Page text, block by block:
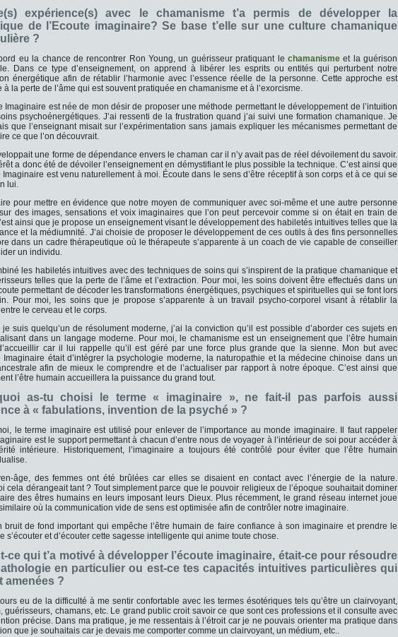
expérience(s) avec le chamanisme t’a permis de développer la
de l’Ecoute imaginaire? Se base t’elle sur une culture chamanique
?
eu la chance de rencontrer Ron Young, un guérisseur pratiquant le chamanismeet la guérison
Dans ce type d’enseignement, on apprend à libérer les esprits ou entités qui perturbent notre
énergétique afin de rétablir l’harmonie avec l’essence réelle de la personne. Cette approche est
à la perte de l’âme qui est souvent pratiquée en chamanisme et à l’exorcisme.
Imaginaire est née de mon désir de proposer une méthode permettant le développement de l’intuition
psychoénergétiques. J’ai ressenti de la frustration quand j’ai suivi une formation chamanique. Je
que l’enseignant misait sur l’expérimentation sans jamais expliquer les mécanismes permettant de
ce que l’on découvrait.
une forme de dépendance envers le chaman car il n’y avait pas de réel dévoilement du savoir.
a donc été de dévoiler l’enseignement en démystifiant le plus possible la technique. C’est ainsi que
Imaginaire est venu naturellement à moi. Écoute dans le sens d’être réceptif à son corps et à ce qui se
lui.
pour mettre en évidence que notre moyen de communiquer avec soi-même et une autre personne
des images, sensations et voix imaginaires que l’on peut percevoir comme si on était en train de
ainsi que je propose un enseignement visant le développement des habiletés intuitives telles que la
et la médiumnité. J’ai choisie de proposer le développement de ces outils à des fins personnelles
dans un cadre thérapeutique où le thérapeute s’apparente à un coach de vie capable de conseiller
un individu.
les habiletés intuitives avec des techniques de soins qui s’inspirent de la pratique chamanique et
telles que la perte de l’âme et l’extraction. Pour moi, les soins doivent être effectués dans un
permettant de décoder les transformations énergétiques, psychiques et spirituelles qui se font lors
Pour moi, les soins que je propose s’apparente à un travail psycho-corporel visant à rétablir la
le cerveau et le corps.
je suis quelqu’un de résolument moderne, j’ai la conviction qu’il est possible d’aborder ces sujets en
dans un langage moderne. Pour moi, le chamanisme est un enseignement que l’être humain
car il lui rappelle qu’il est géré par une force plus grande que la sienne. Mon but avec
Imaginaire était d’intégrer la psychologie moderne, la naturopathie et la médecine chinoise dans un
afin de mieux le comprendre et de l’actualiser par rapport à notre époque. C’est ainsi que
l’être humain accueillera la puissance du grand tout.
as-tu choisi le terme « imaginaire », ne fait-il pas parfois aussi
à « fabulations, invention de la psyché » ?
le terme imaginaire est utilisé pour enlever de l’importance au monde imaginaire. Il faut rappeler
est le support permettant à chacun d’entre nous de voyager à l’intérieur de soi pour accéder à
intérieure. Historiquement, l’imaginaire a toujours été contrôlé pour éviter que l’être humain
âge, des femmes ont été brûlées car elles se disaient en contact avec l’énergie de la nature.
cela dérangeait tant ? Tout simplement parce que le pouvoir religieux de l’époque souhaitait dominer
des êtres humains en leurs imposant leurs Dieux. Plus récemment, le grand réseau internet joue
où la communication vide de sens est optimisée afin de contrôler notre imaginaire.
bruit de fond important qui empêche l’être humain de faire confiance à son imaginaire et prendre le
s’écouter et d’écouter cette sagesse intelligente qui anime toute chose.
ce qui t’a motivé à développer l’écoute imaginaire, était-ce pour résoudre
en particulier ou est-ce tes capacités intuitives particulières qui
amenées ?
eu de la difficulté à me sentir confortable avec les termes ésotériques tels qu’être un clairvoyant,
guérisseurs, chamans, etc. Le grand public croit savoir ce que sont ces professions et il consulte avec
précise. Dans ma pratique, je me ressentais à l’étroit car je ne pouvais orienter ma pratique dans
que je souhaitais car je devais me comporter comme un clairvoyant, un médium, etc..